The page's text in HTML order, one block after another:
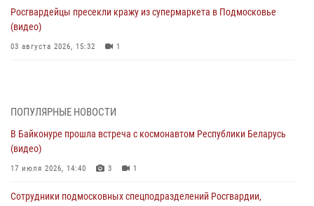
Росгвардейцы пресекли кражу из супермаркета в Подмосковье
(видео)
03 августа 2026, 15:32 1
03 августа 2026, 15:08 1
В Подмосковье отметили годовщину со Дня образования ОМОН
«Пересвет»
02 августа 2026, 18:01
Офицер подмосковного главка Росгвардии стал гостем эфира
ПОПУЛЯРНЫЕ НОВОСТИ
В Байконуре прошла встреча с космонавтом Республики Беларусь
(видео)
17 июля 2026, 14:40 3 1
Сотрудники подмосковных спецподразделений Росгвардии,